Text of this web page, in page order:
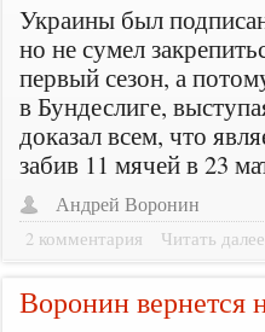
Украины был
но не сумел
первый сезон, а
в Бундеслиге,
доказал всем, что
забив 11 мячей в 23
Андрей Воронин
2 комментария Читать далее
Воронин вернется